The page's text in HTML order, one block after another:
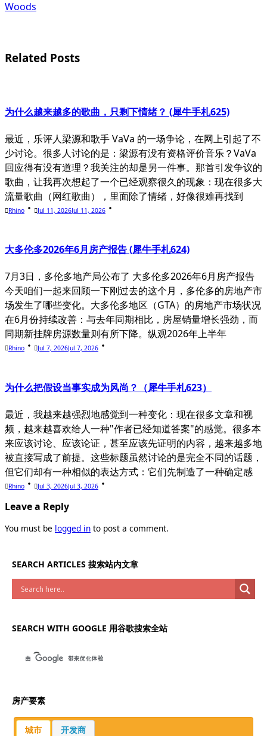
Woods
Related Posts
为什么越来越多的歌曲，只剩下情绪？ (犀牛手札625)
最近，乐评人梁源和歌手 VaVa 的一场争论，在网上引起了不
少讨论。很多人讨论的是：梁源有没有资格评价音乐？VaVa
回应得有没有道理？我关注的却是另一件事。那首引发争议的
歌曲，让我再次想起了一个已经观察很久的现象：现在很多大
流量歌曲（网红歌曲），里面除了情绪，好像很难再找到
Rhino Jul 11, 2026Jul 11, 2026
大多伦多2026年6月房产报告 (犀牛手札624)
7月3日，多伦多地产局公布了 大多伦多2026年6月房产报告
今天咱们一起来回顾一下刚过去的这个月，多伦多的房地产市
场发生了哪些变化。大多伦多地区（GTA）的房地产市场状况
在6月份持续改善：与去年同期相比，房屋销量增长强劲，而
同期新挂牌房源数量则有所下降。纵观2026年上半年
Rhino Jul 7, 2026Jul 7, 2026
为什么把假设当事实成为风尚？（犀牛手札623）
最近，我越来越强烈地感觉到一种变化：现在很多文章和视
频，越来越喜欢给人一种"作者已经知道答案"的感觉。很多本
来应该讨论、应该论证，甚至应该先证明的内容，越来越多地
被直接写成了前提。这些标题虽然讨论的是完全不同的话题，
但它们却有一种相似的表达方式：它们先制造了一种确定感
Rhino Jul 3, 2026Jul 3, 2026
Leave a Reply
You must be logged in to post a comment.
SEARCH ARTICLES 搜索站内文章
SEARCH WITH GOOGLE 用谷歌搜索全站
房产要素
城市 开发商